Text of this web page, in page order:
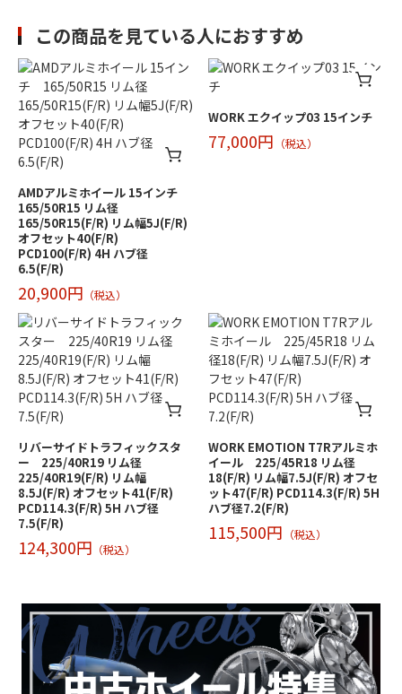
この商品を見ている人におすすめ
AMDアルミホイール 15インチ
165/50R15 リム径
165/50R15(F/R) リム幅5J(F/R)
オフセット40(F/R)
PCD100(F/R) 4H ハブ径
6.5(F/R)
20,900円 （税込）
WORK エクイップ03 15インチ
77,000円 （税込）
リバーサイドトラフィックスタ
ー 225/40R19 リム径
225/40R19(F/R) リム幅
8.5J(F/R) オフセット41(F/R)
PCD114.3(F/R) 5H ハブ径
7.5(F/R)
124,300円 （税込）
WORK EMOTION T7Rアルミホ
イール 225/45R18 リム径
18(F/R) リム幅7.5J(F/R) オフセ
ット47(F/R) PCD114.3(F/R) 5H
ハブ径7.2(F/R)
115,500円 （税込）